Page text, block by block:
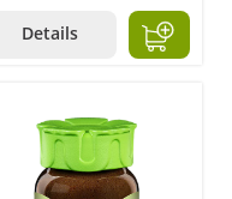
Details